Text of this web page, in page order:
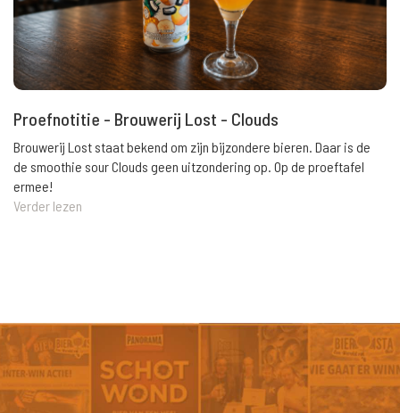
Proefnotitie - Brouwerij Lost - Clouds
Brouwerij Lost staat bekend om zijn bijzondere bieren. Daar is de
de smoothie sour Clouds geen uitzondering op. Op de proeftafel
ermee!
Verder lezen